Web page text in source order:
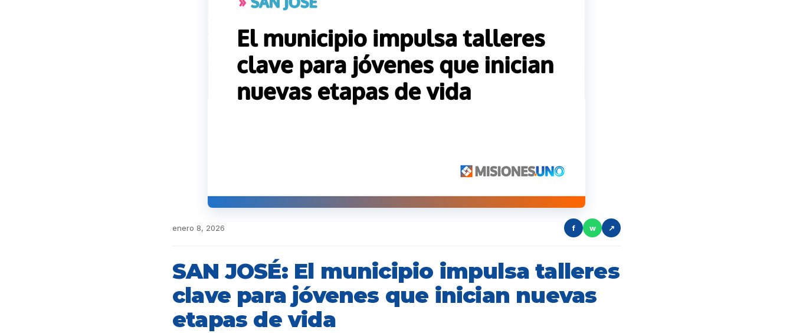
enero 8, 2026 f w ↗
SAN JOSÉ: El municipio impulsa talleres
clave para jóvenes que inician nuevas
etapas de vida